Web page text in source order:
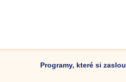
Programy, které si